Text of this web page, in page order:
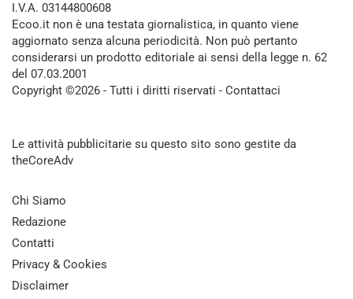
I.V.A. 03144800608
Ecoo.it non è una testata giornalistica, in quanto viene
aggiornato senza alcuna periodicità. Non può pertanto
considerarsi un prodotto editoriale ai sensi della legge n. 62
del 07.03.2001
Copyright ©2026 - Tutti i diritti riservati - Contattaci
Le attività pubblicitarie su questo sito sono gestite da
theCoreAdv
Chi Siamo
Redazione
Contatti
Privacy & Cookies
Disclaimer